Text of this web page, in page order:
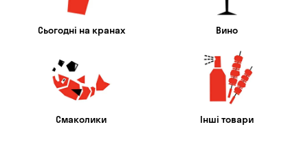
Сьогодні на кранах Вино
Смаколики Інші товари